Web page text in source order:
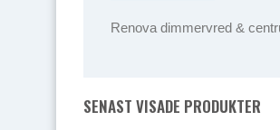
Renova dimmervred &
SENAST VISADE PRODUKTER